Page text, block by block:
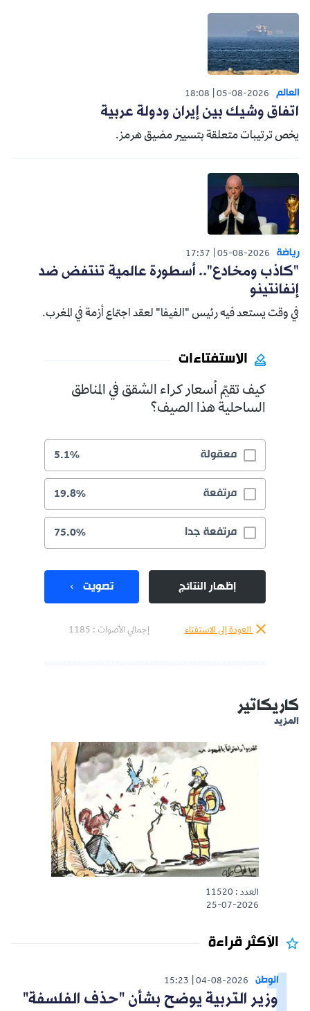
العالم 05-08-2026
18:08
اتفاق وشيك بين إيران ودولة عربية
يخص ترتيبات متعلقة بتسيير مضيق هرمز.
رياضة 05-08-2026
17:37
"كاذب ومخادع".. أسطورة عالمية تنتفض ضد
إنفانتينو
في وقت يستعد فيه رئيس "الفيفا" لعقد اجتماع أزمة في المغرب.
الاستفتاءات
كيف تقيّم أسعار كراء الشقق في المناطق
الساحلية هذا الصيف؟
معقولة 5.1%
مرتفعة 19.8%
مرتفعة جدا 75.0%
إظهار النتائج تصويت
العودة إلى الاستفتاء إجمالي الأصوات : 1185
كاريكاتير
المزيد
العدد : 11520
25-07-2026
الأكثر قراءة
الوطن 04-08-2026
15:23
وزير التربية يوضح بشأن "حذف الفلسفة"